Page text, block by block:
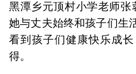
黑潭乡元顶村小学老师张
她与丈夫始终和孩子们生
看到孩子们健康快乐成
得。